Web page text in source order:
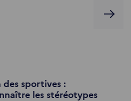
des sportives :
les stéréotypes